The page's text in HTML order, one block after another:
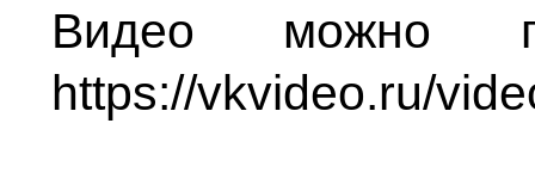
Видео можно
https://vkvideo.ru/